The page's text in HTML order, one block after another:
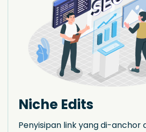
Niche Edits
Penyisipan link yang di-anchor